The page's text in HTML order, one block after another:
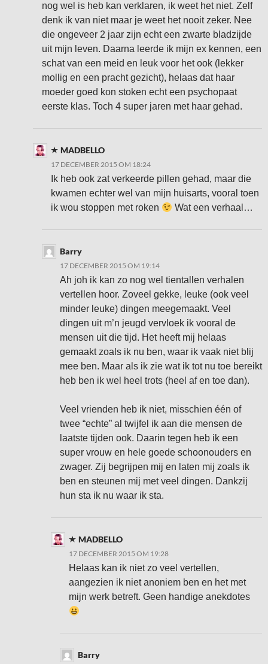
nog wel is heb kan verklaren, ik weet het niet. Zelf
denk ik van niet maar je weet het nooit zeker. Nee
die ongeveer 2 jaar zijn echt een zwarte bladzijde
uit mijn leven. Daarna leerde ik mijn ex kennen, een
schat van een meid en leuk voor het ook (lekker
mollig en een pracht gezicht), helaas dat haar
moeder goed kon stoken echt een psychopaat
eerste klas. Toch 4 super jaren met haar gehad.
MADBELLO
17 DECEMBER 2015 OM 18:24
Ik heb ook zat verkeerde pillen gehad, maar die
kwamen echter wel van mijn huisarts, vooral toen
ik wou stoppen met roken
Wat een verhaal…
Barry
17 DECEMBER 2015 OM 19:14
Ah joh ik kan zo nog wel tientallen verhalen
vertellen hoor. Zoveel gekke, leuke (ook veel
minder leuke) dingen meegemaakt. Veel
dingen uit m’n jeugd vervloek ik vooral de
mensen uit die tijd. Het heeft mij helaas
gemaakt zoals ik nu ben, waar ik vaak niet blij
mee ben. Maar als ik zie wat ik tot nu toe bereikt
heb ben ik wel heel trots (heel af en toe dan).
Veel vrienden heb ik niet, misschien één of
twee “echte” al twijfel ik aan die mensen de
laatste tijden ook. Daarin tegen heb ik een
super vrouw en hele goede schoonouders en
zwager. Zij begrijpen mij en laten mij zoals ik
ben en steunen mij met veel dingen. Dankzij
hun sta ik nu waar ik sta.
MADBELLO
17 DECEMBER 2015 OM 19:28
Helaas kan ik niet zo veel vertellen,
aangezien ik niet anoniem ben en het met
mijn werk betreft. Geen handige anekdotes
Barry